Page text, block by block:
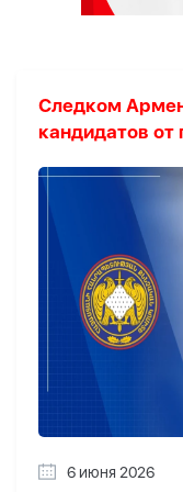
Следком
кандидатов от
6 июня 2026